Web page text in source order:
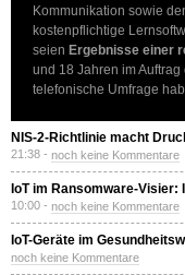
Kommunikation sowie
kostenpflichtige
seien Ergebnisse einer
und 18 Jahren im
telefonische Umfrage
NIS-2-Richtlinie macht
21:38 - noch keine Kommentare
IoT im Ransomware-
10:00 - noch keine Kommentare
IoT-Geräte im
noch keine Kommentare